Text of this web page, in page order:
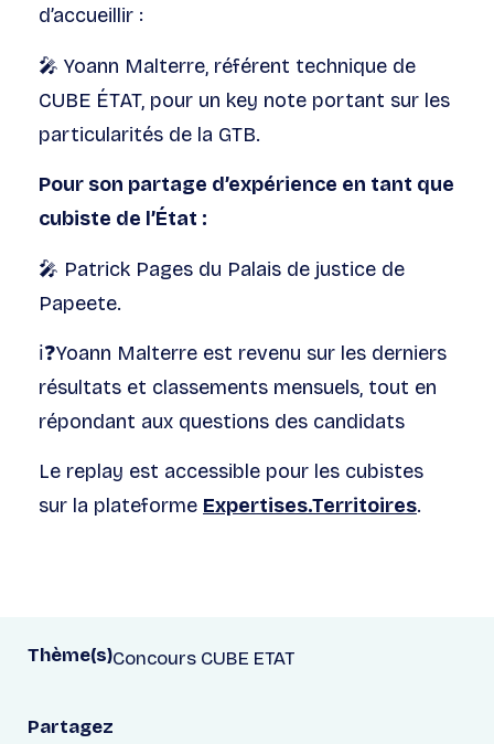
d’accueillir :
🎤 Yoann Malterre, référent technique de
CUBE ÉTAT, pour un key note portant sur les
particularités de la GTB.
Pour son partage d’expérience en tant que
cubiste de l’État :
🎤 Patrick Pages du Palais de justice de
Papeete.
ℹ️❓Yoann Malterre est revenu sur les derniers
résultats et classements mensuels, tout en
répondant aux questions des candidats
Le replay est accessible pour les cubistes
sur la plateforme Expertises.Territoires.
Thème(s)Concours CUBE ETAT
Partagez